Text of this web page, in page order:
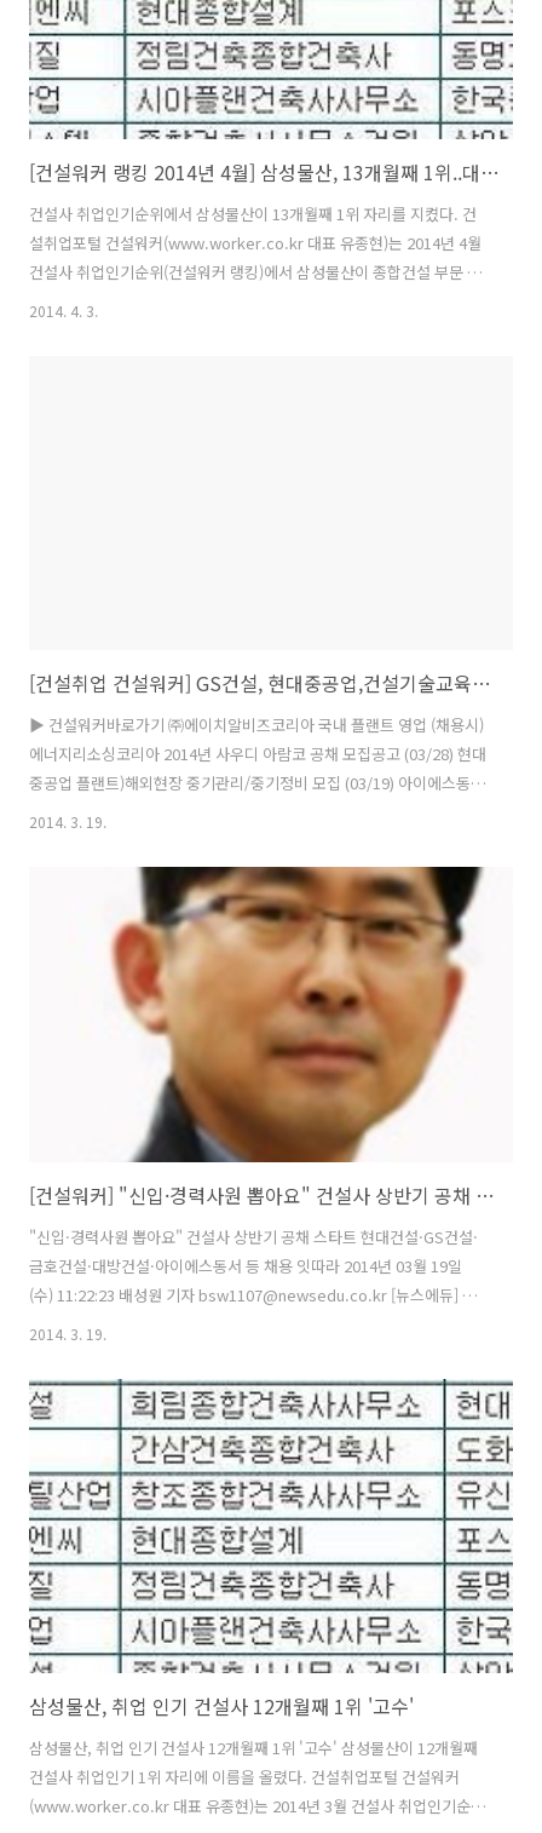
[건설워커 랭킹 2014년 4월] 삼성물산, 13개월째 1위..대우건설, 현대건설, 포스코건설 순
건설사 취업인기순위에서 삼성물산이 13개월째 1위 자리를 지켰다. 건
설취업포털 건설워커(www.worker.co.kr 대표 유종현)는 2014년 4월
건설사 취업인기순위(건설워커 랭킹)에서 삼성물산이 종합건설 부문 정
상자리를 굳건히 지켰다고 3일 밝혔다. 삼성물산은 지난해 4월부터 13개
2014. 4. 3.
[건설취업 건설워커] GS건설, 현대중공업,건설기술교육원,대우건설,대림산업,포스코건설,삼성물산
▶ 건설워커바로가기 ㈜에이치알비즈코리아 국내 플랜트 영업 (채용시)
에너지리소싱코리아 2014년 사우디 아람코 공채 모집공고 (03/28) 현대
중공업 플랜트)해외현장 중기관리/중기정비 모집 (03/19) 아이에스동서
㈜ 각 부문 신입 및 경력사원 모집 (03/30) ㈜보미종합건설 2014 상반기
사원 모 (03/26) GS건설㈜ 2014년 상반기 신입사원 및 전역(예정
(03/27) 요진건설산업㈜ 건축시공/공무 경력사원 모집 (03/21) 건설기
술교육원 해외플랜트/미래친환경 저에너지 건설기술인 (04/20) 현대엔
지니어링 2014년 인턴사원 모집공고 (03/23) ㈜건형설비 2014년 (주)건
형설비 경력 및 신입사 (04/17..
2014. 3. 19.
[건설워커] "신입·경력사원 뽑아요" 건설사 상반기 공채 스타트
"신입·경력사원 뽑아요" 건설사 상반기 공채 스타트 현대건설·GS건설·
금호건설·대방건설·아이에스동서 등 채용 잇따라 2014년 03월 19일
(수) 11:22:23 배성원 기자 bsw1107@newsedu.co.kr [뉴스에듀] 주
요 건설회사들의 상반기 공개 채용 소식이 이어지고 있다. 19일 건설취
삼성물산, GS건설, 금호건설, 대방건설, 아이에스동서 등이 신입 및 경
력사원 모집에 나서고 있다. ◆ 현대건설(www.hdec.co.kr)이 연구개
발 분야 신입사원을 모집한다. 모집구분은 R&D기획, 인프라구조, 지하
공간, 첨단재료, 첨단건축기술, 그린도시, 해양에너지, 화공플랜트, 발전
플랜트, 원자력플랜트, 물·환경 등이며 2..
2014. 3. 19.
삼성물산, 취업 인기 건설사 12개월째 1위 '고수'
삼성물산, 취업 인기 건설사 12개월째 1위 '고수' 삼성물산이 12개월째
건설사 취업인기 1위 자리에 이름을 올렸다. 건설취업포털 건설워커
(www.worker.co.kr 대표 유종현)는 2014년 3월 건설사 취업인기순위